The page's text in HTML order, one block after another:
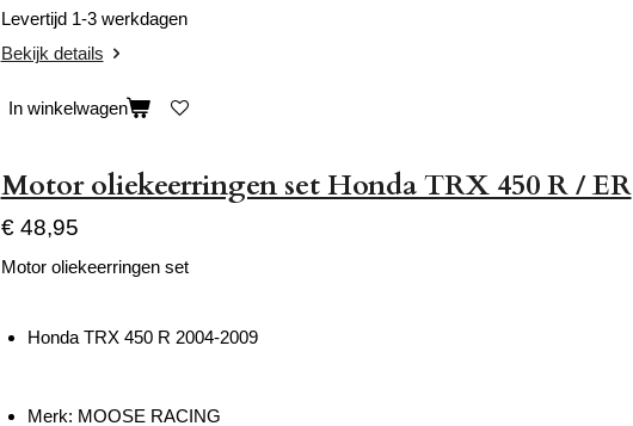
Levertijd 1-3 werkdagen
Bekijk details
In winkelwagen
Motor oliekeerringen set Honda TRX 450 R / ER
€ 48,95
Motor oliekeerringen set
Honda TRX 450 R 2004-2009
Merk: MOOSE RACING